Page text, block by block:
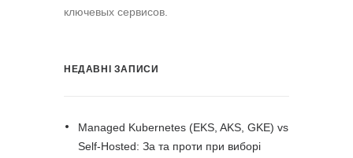
ключевых сервисов.
НЕДАВНІ ЗАПИСИ
Managed Kubernetes (EKS, AKS, GKE) vs
Self-Hosted: За та проти при виборі